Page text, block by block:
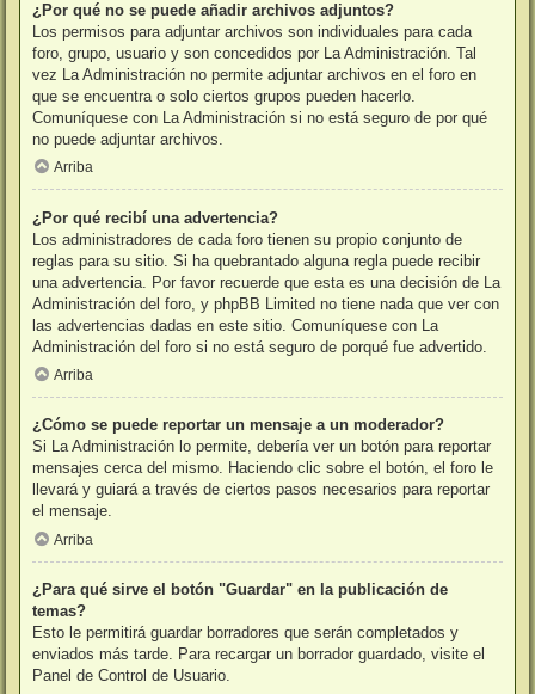
¿Por qué no se puede añadir archivos adjuntos?
Los permisos para adjuntar archivos son individuales para cada
foro, grupo, usuario y son concedidos por La Administración. Tal
vez La Administración no permite adjuntar archivos en el foro en
que se encuentra o solo ciertos grupos pueden hacerlo.
Comuníquese con La Administración si no está seguro de por qué
no puede adjuntar archivos.
Arriba
¿Por qué recibí una advertencia?
Los administradores de cada foro tienen su propio conjunto de
reglas para su sitio. Si ha quebrantado alguna regla puede recibir
una advertencia. Por favor recuerde que esta es una decisión de La
Administración del foro, y phpBB Limited no tiene nada que ver con
las advertencias dadas en este sitio. Comuníquese con La
Administración del foro si no está seguro de porqué fue advertido.
Arriba
¿Cómo se puede reportar un mensaje a un moderador?
Si La Administración lo permite, debería ver un botón para reportar
mensajes cerca del mismo. Haciendo clic sobre el botón, el foro le
llevará y guiará a través de ciertos pasos necesarios para reportar
el mensaje.
Arriba
¿Para qué sirve el botón "Guardar" en la publicación de
temas?
Esto le permitirá guardar borradores que serán completados y
enviados más tarde. Para recargar un borrador guardado, visite el
Panel de Control de Usuario.